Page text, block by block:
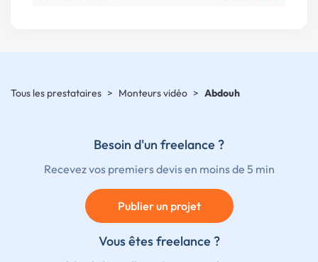
Tous les prestataires > Monteurs vidéo > Abdouh
Besoin d'un freelance ?
Recevez vos premiers devis en moins de 5 min
Publier un projet
Vous êtes freelance ?